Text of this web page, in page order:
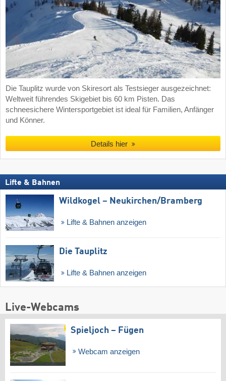
Die Tauplitz wurde von Skiresort als Testsieger ausgezeichnet:
Weltweit führendes Skigebiet bis 60 km Pisten. Das
schneesichere Wintersportgebiet ist ideal für Familien, Anfänger
und Könner.
Details hier
Lifte & Bahnen
Wildkogel – Neukirchen/​Bramberg
Lifte & Bahnen anzeigen
Die Tauplitz
Lifte & Bahnen anzeigen
Live-Webcams
Spieljoch – Fügen
Webcam anzeigen